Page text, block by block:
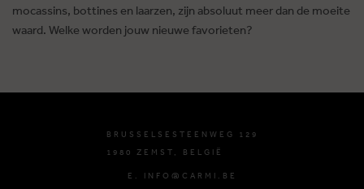
mocassins, bottines en laarzen, zijn absoluut meer dan de moeite
waard. Welke worden jouw nieuwe favorieten?
BRUSSELSESTEENWEG 129
1980 ZEMST, BELGIË
E. INFO@CARMI.BE